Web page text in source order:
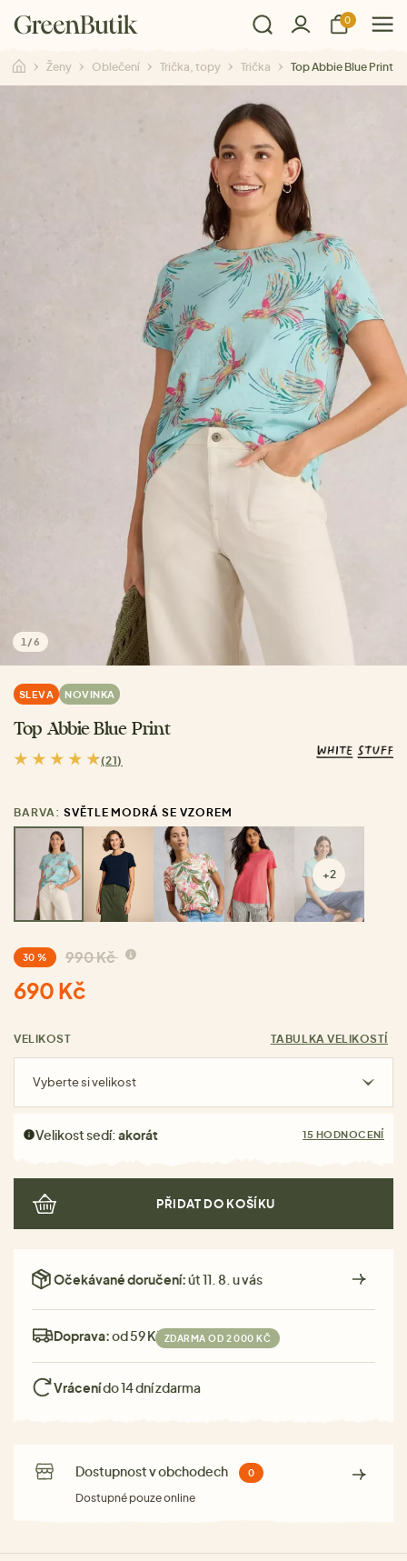
0
Ženy Oblečení Trička, topy Trička Top Abbie Blue Print
1 /6
SLEVA NOVINKA
Top Abbie Blue Print
(21)
BARVA: SVĚTLE MODRÁ SE VZOREM
+2
30 % 990 Kč
690 Kč
VELIKOST TABULKA VELIKOSTÍ
Vyberte si velikost
Velikost sedí:akorát 15 HODNOCENÍ
PŘIDAT DO KOŠÍKU
Očekávané doručení:út 11. 8. u vás
Doprava:od 59 Kč ZDARMA OD 2 000 KČ
Vrácenído 14 dní zdarma
Dostupnost v obchodech 0
Dostupné pouze online